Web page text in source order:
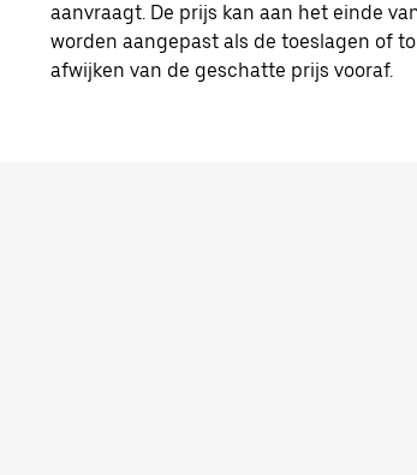
aanvraagt. De prijs kan aan het einde
worden aangepast als de toeslagen of
afwijken van de geschatte prijs vooraf.